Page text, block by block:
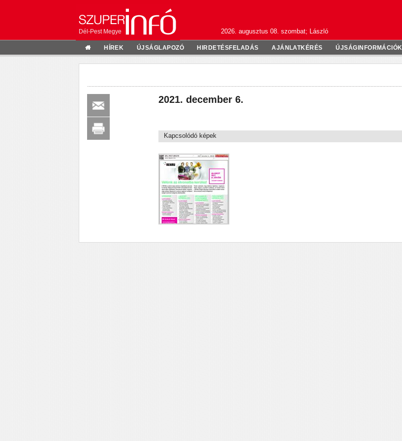
Dél-Pest Megye 2026. augusztus 08. szombat; László
HÍREK ÚJSÁGLAPOZÓ HIRDETÉSFELADÁS AJÁNLATKÉRÉS ÚJSÁGINFORMÁCIÓK
2021. december 6.
Kapcsolódó képek